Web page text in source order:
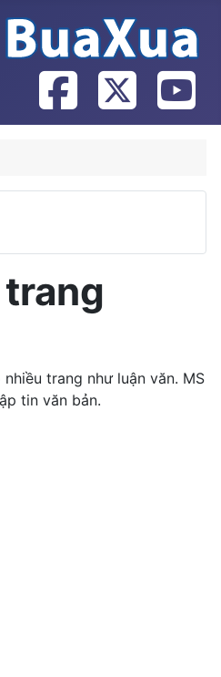
trang như luận văn. MS
tin văn bản.